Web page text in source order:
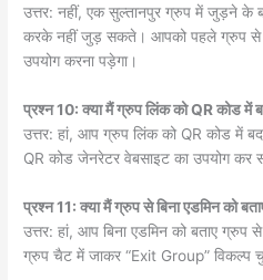
उत्तर: नहीं, एक सुल्तानपुर ग्रुप में जुड़ने के
करके नहीं जुड़ सकते। आपको पहले ग्रुप से
उपयोग करना पड़ेगा।
प्रश्न 10: क्या मैं ग्रुप लिंक को QR कोड में
उत्तर: हां, आप ग्रुप लिंक को QR कोड में
QR कोड जेनरेटर वेबसाइट का उपयोग कर
प्रश्न 11: क्या मैं ग्रुप से बिना एडमिन को
उत्तर: हां, आप बिना एडमिन को बताए
ग्रुप चैट में जाकर “Exit Group” विकल्प